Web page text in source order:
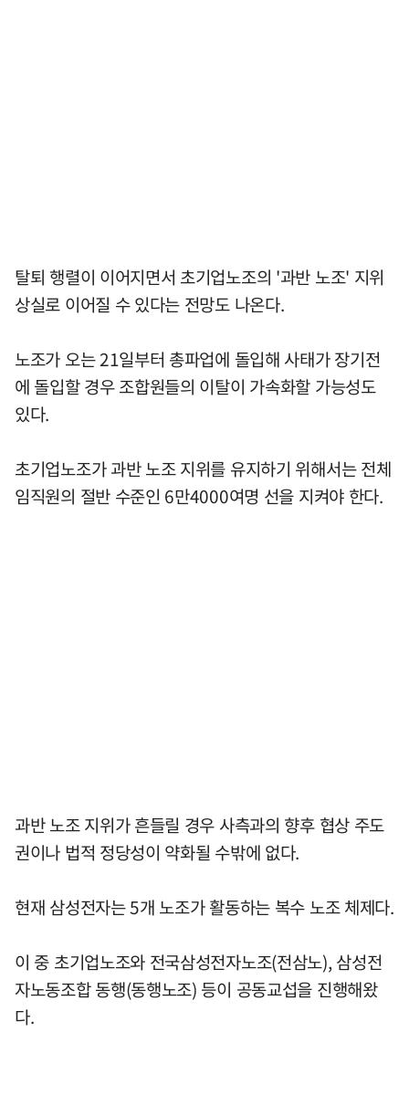
탈퇴 행렬이 이어지면서 초기업노조의 '과반 노조' 지위
상실로 이어질 수 있다는 전망도 나온다.
노조가 오는 21일부터 총파업에 돌입해 사태가 장기전
에 돌입할 경우 조합원들의 이탈이 가속화할 가능성도
있다.
초기업노조가 과반 노조 지위를 유지하기 위해서는 전체
임직원의 절반 수준인 6만4000여명 선을 지켜야 한다.
과반 노조 지위가 흔들릴 경우 사측과의 향후 협상 주도
권이나 법적 정당성이 약화될 수밖에 없다.
현재 삼성전자는 5개 노조가 활동하는 복수 노조 체제다.
이 중 초기업노조와 전국삼성전자노조(전삼노), 삼성전
자노동조합 동행(동행노조) 등이 공동교섭을 진행해왔
다.